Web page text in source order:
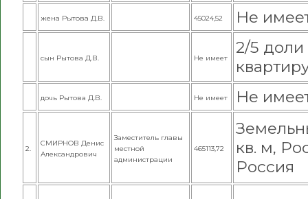
жена Рытова Д.В. 45024,52 Не
сын Рытова Д.В. Не имеет
2/5 доли
дочь Рытова Д.В. Не имеет Не
2.
СМИРНОВ Денис
Александрович
Заместитель главы
местной
администрации
465113,72
кв. м,
Россия